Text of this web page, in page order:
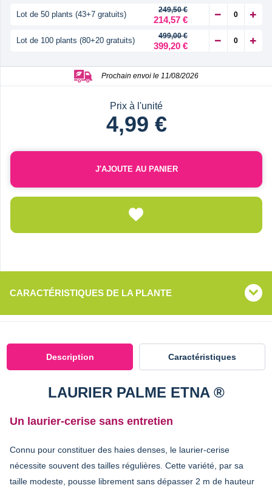
Lot de 50 plants (43+7 gratuits) 249,50 €
214,57 €
Lot de 100 plants (80+20 gratuits) 499,00 €
399,20 €
Prochain envoi le 11/08/2026
Prix à l'unité
4,99 €
J'AJOUTE AU PANIER
CARACTÉRISTIQUES DE LA PLANTE
Description Caractéristiques
LAURIER PALME ETNA ®
Un laurier-cerise sans entretien
Connu pour constituer des haies denses, le laurier-cerise
nécessite souvent des tailles régulières. Cette variété, par sa
taille modeste, pousse librement sans dépasser 2 m de hauteur